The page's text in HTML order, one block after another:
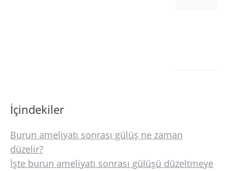
İçindekiler
Burun ameliyatı sonrası gülüş ne zaman
düzelir?
İşte burun ameliyatı sonrası gülüşü düzeltmeye